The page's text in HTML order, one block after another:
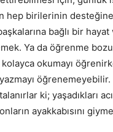
hep birilerinin
bağlı bir hayat
Ya da öğrenme
kolayca okumayı
ki; yaşadıkları
ayakkabısını